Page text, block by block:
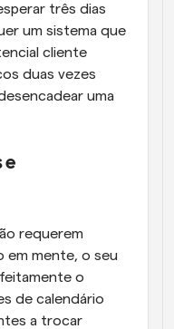
três dias
um sistema que
cliente
duas vezes
uma
e
requerem
em mente, o seu
o
de calendário
a trocar